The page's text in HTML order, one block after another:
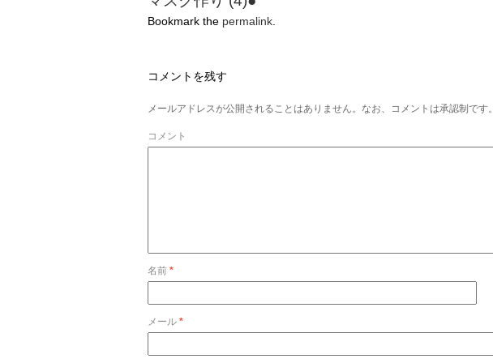
Bookmark the permalink
コメントを残す
メールアドレスが公開されることはありません。なお、コメントは承認制です。
コメント
名前 *
メール *